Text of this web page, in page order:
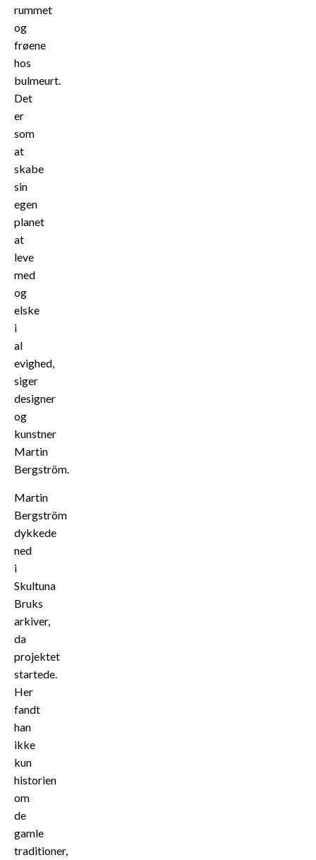
rummet
og
frøene
hos
bulmeurt.
Det
er
som
at
skabe
sin
egen
planet
at
leve
med
og
elske
i
al
evighed,
siger
designer
og
kunstner
Martin
Bergström.
Martin
Bergström
dykkede
ned
i
Skultuna
Bruks
arkiver,
da
projektet
startede.
Her
fandt
han
ikke
kun
historien
om
de
gamle
traditioner,